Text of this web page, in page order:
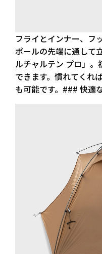
フライとインナー、フ
ポールの先端に通して
ルチャルテン プロ」
できます。慣れてくれ
も可能です。### 快適